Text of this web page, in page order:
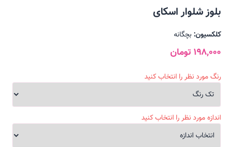
بلوز شلوار اسکای
کلکسیون: بچگانه
198,000 تومان
رنگ مورد نظر را انتخاب کنید
اندازه مورد نظر را انتخاب کنید